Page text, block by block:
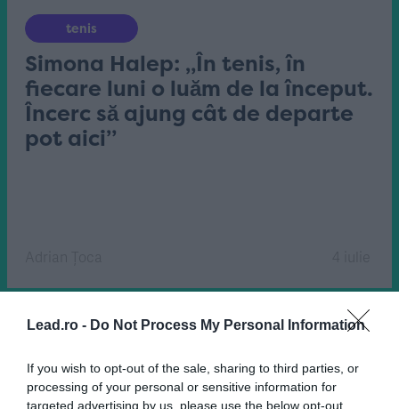
Lead.ro - Do Not Process My Personal Information
If you wish to opt-out of the sale, sharing to third parties, or
processing of your personal or sensitive information for
targeted advertising by us, please use the below opt-out
tenis
Simona Halep: „În tenis, în
fiecare luni o luăm de la început.
Încerc să ajung cât de departe
pot aici”